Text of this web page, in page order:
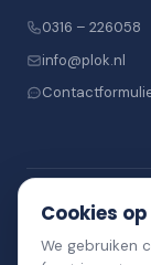
0316 – 226058
info@plok.nl
Blijf op de
Ontvang
Cookies
We gebruiken